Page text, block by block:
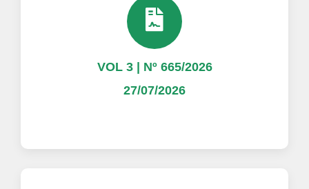
VOL 3 | Nº 665/2026
27/07/2026